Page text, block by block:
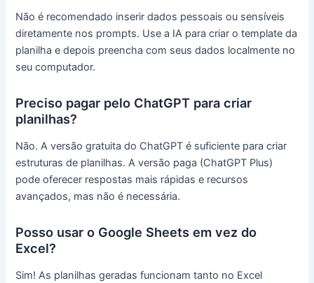
Não é recomendado inserir dados pessoais ou sensíveis
diretamente nos prompts. Use a IA para criar o template da
planilha e depois preencha com seus dados localmente no
seu computador.
Preciso pagar pelo ChatGPT para criar
planilhas?
Não. A versão gratuita do ChatGPT é suficiente para criar
estruturas de planilhas. A versão paga (ChatGPT Plus)
pode oferecer respostas mais rápidas e recursos
avançados, mas não é necessária.
Posso usar o Google Sheets em vez do
Excel?
Sim! As planilhas geradas funcionam tanto no Excel